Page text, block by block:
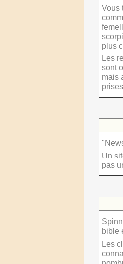
Vous
plus
Les
sont
mais
Un
pas
bible
Les